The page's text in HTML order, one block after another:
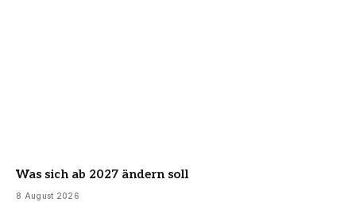
Was sich ab 2027 ändern soll
8 August 2026